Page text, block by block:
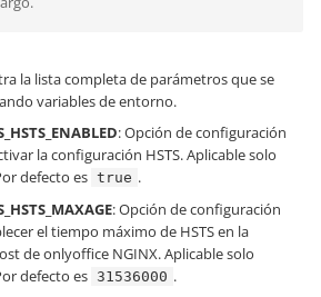
la lista completa de parámetros que se
variables de entorno.
: Opción de configuración
la configuración HSTS. Aplicable solo
defecto es true .
: Opción de configuración
el tiempo máximo de HSTS en la
de onlyoffice NGINX. Aplicable solo
defecto es 31536000 .